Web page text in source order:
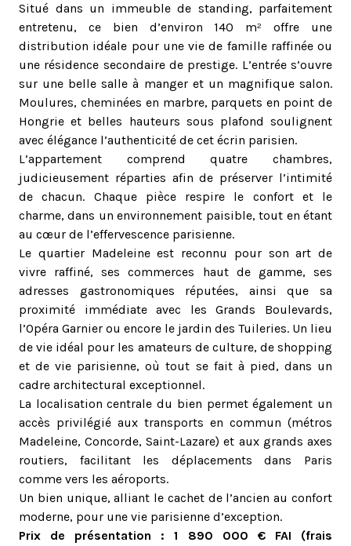
Situé dans un immeuble de standing, parfaitement
entretenu, ce bien d’environ 140 m² offre une
distribution idéale pour une vie de famille raffinée ou
une résidence secondaire de prestige. L’entrée s’ouvre
sur une belle salle à manger et un magnifique salon.
Moulures, cheminées en marbre, parquets en point de
Hongrie et belles hauteurs sous plafond soulignent
avec élégance l’authenticité de cet écrin parisien.
L’appartement comprend quatre chambres,
judicieusement réparties afin de préserver l’intimité
de chacun. Chaque pièce respire le confort et le
charme, dans un environnement paisible, tout en étant
au cœur de l’effervescence parisienne.
Le quartier Madeleine est reconnu pour son art de
vivre raffiné, ses commerces haut de gamme, ses
adresses gastronomiques réputées, ainsi que sa
proximité immédiate avec les Grands Boulevards,
l’Opéra Garnier ou encore le jardin des Tuileries. Un lieu
de vie idéal pour les amateurs de culture, de shopping
et de vie parisienne, où tout se fait à pied, dans un
cadre architectural exceptionnel.
La localisation centrale du bien permet également un
accès privilégié aux transports en commun (métros
Madeleine, Concorde, Saint-Lazare) et aux grands axes
routiers, facilitant les déplacements dans Paris
comme vers les aéroports.
Un bien unique, alliant le cachet de l’ancien au confort
moderne, pour une vie parisienne d’exception.
Prix de présentation : 1 890 000 € FAI (frais